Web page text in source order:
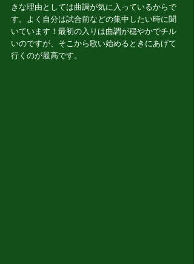
きな理由としては曲調が気に入っているからで
す。よく自分は試合前などの集中したい時に聞
いています！最初の入りは曲調が穏やかでチル
いのですが、そこから歌い始めるときにあげて
行くのが最高です。